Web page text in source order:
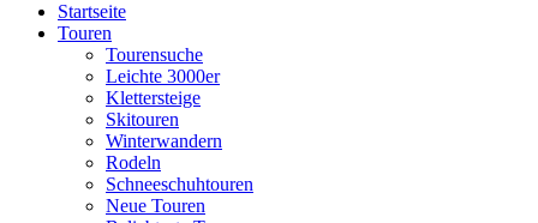
Startseite
Touren
Tourensuche
Leichte 3000er
Klettersteige
Skitouren
Winterwandern
Rodeln
Schneeschuhtouren
Neue Touren